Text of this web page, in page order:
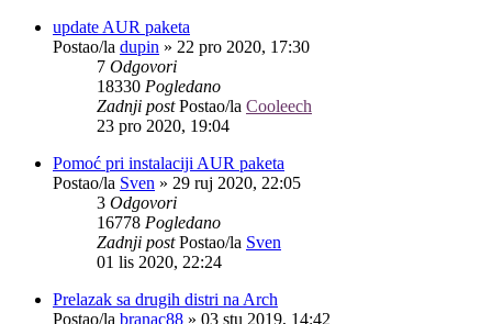
update AUR paketa
Postao/la dupin » 22 pro 2020, 17:30
7 Odgovori
18330 Pogledano
Zadnji postPostao/la Cooleech
23 pro 2020, 19:04
Pomoć pri instalaciji AUR paketa
Postao/la Sven » 29 ruj 2020, 22:05
3 Odgovori
16778 Pogledano
Zadnji postPostao/la Sven
01 lis 2020, 22:24
Prelazak sa drugih distri na Arch
Postao/la branac88 » 03 stu 2019, 14:42